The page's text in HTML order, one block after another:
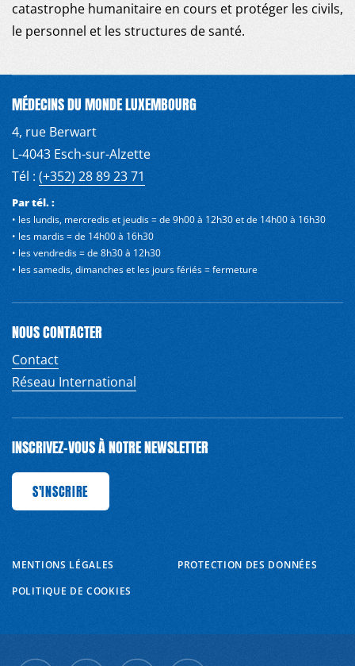
catastrophe humanitaire en cours et protéger les civils,
le personnel et les structures de santé.
MÉDECINS DU MONDE LUXEMBOURG
4, rue Berwart
L-4043 Esch-sur-Alzette
Tél : (+352) 28 89 23 71
Par tél. :
• les lundis, mercredis et jeudis = de 9h00 à 12h30 et de 14h00 à 16h30
• les mardis = de 14h00 à 16h30
• les vendredis = de 8h30 à 12h30
• les samedis, dimanches et les jours fériés = fermeture
NOUS CONTACTER
Contact
Réseau International
INSCRIVEZ-VOUS À NOTRE NEWSLETTER
S'INSCRIRE
S'INSCRIRE
MENTIONS LÉGALES PROTECTION DES DONNÉES
POLITIQUE DE COOKIES